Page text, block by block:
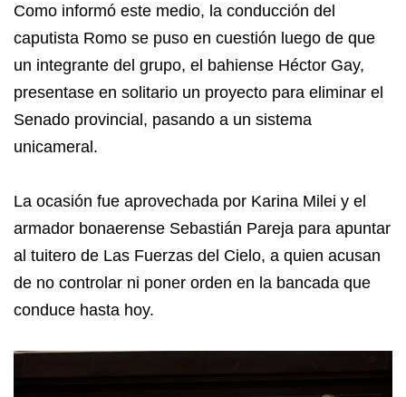
Como informó este medio, la conducción del
caputista Romo se puso en cuestión luego de que
un integrante del grupo, el bahiense Héctor Gay,
presentase en solitario un proyecto para eliminar el
Senado provincial, pasando a un sistema
unicameral.
La ocasión fue aprovechada por Karina Milei y el
armador bonaerense Sebastián Pareja para apuntar
al tuitero de Las Fuerzas del Cielo, a quien acusan
de no controlar ni poner orden en la bancada que
conduce hasta hoy.